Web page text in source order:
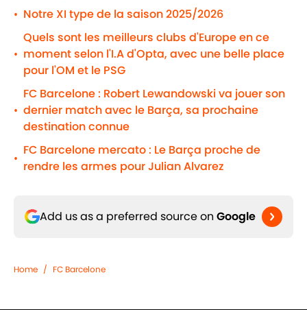
• Notre XI type de la saison 2025/2026
•
Quels sont les meilleurs clubs d'Europe en ce
moment selon l'I.A d'Opta, avec une belle place
pour l'OM et le PSG
•
FC Barcelone : Robert Lewandowski va jouer son
dernier match avec le Barça, sa prochaine
destination connue
•
FC Barcelone mercato : Le Barça proche de
rendre les armes pour Julian Alvarez
Add us as a preferred source on Google
Home / FC Barcelone